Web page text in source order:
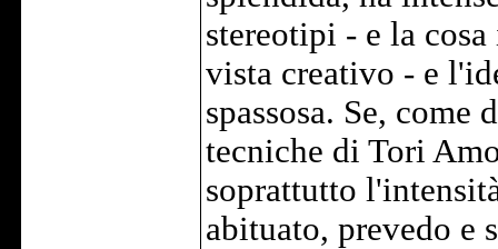
stereotipi - e la
vista creativo - e
spassosa. Se, come
tecniche di Tori
soprattutto
abituato, prevedo e